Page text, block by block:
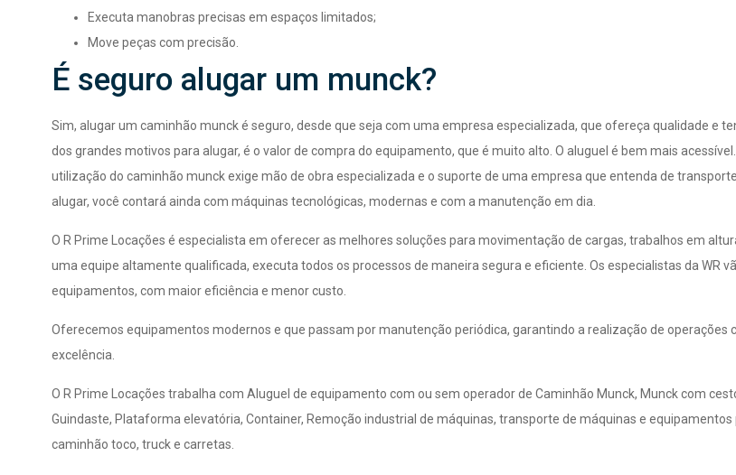
Executa manobras precisas em espaços limitados;
Move peças com precisão.
É seguro alugar um munck?
Sim, alugar um caminhão munck é seguro, desde que seja com uma empresa especializada, que ofereça qualidade e
dos grandes motivos para alugar, é o valor de compra do equipamento, que é muito alto. O aluguel é bem mais
utilização do caminhão munck exige mão de obra especializada e o suporte de uma empresa que entenda de
alugar, você contará ainda com máquinas tecnológicas, modernas e com a manutenção em dia.
O R Prime Locações é especialista em oferecer as melhores soluções para movimentação de cargas, trabalhos em
uma equipe altamente qualificada, executa todos os processos de maneira segura e eficiente. Os especialistas da WR
equipamentos, com maior eficiência e menor custo.
Oferecemos equipamentos modernos e que passam por manutenção periódica, garantindo a realização de operações
excelência.
O R Prime Locações trabalha com Aluguel de equipamento com ou sem operador de Caminhão Munck, Munck com
Guindaste, Plataforma elevatória, Container, Remoção industrial de máquinas, transporte de máquinas e equipamentos
caminhão toco, truck e carretas.